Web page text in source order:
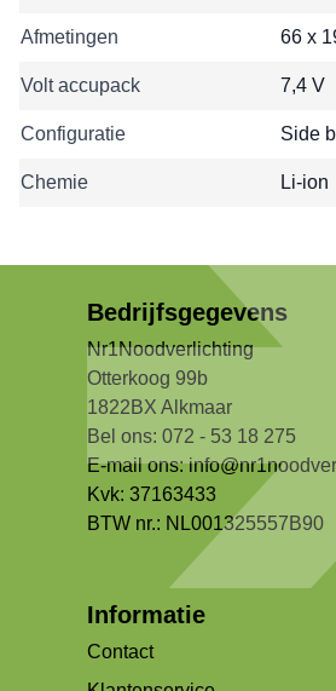
Afmetingen 66 x
Volt accupack 7,4 V
Configuratie Side
Chemie Li-ion
Bedrijfsgegevens
Nr1Noodverlichting
Otterkoog 99b
1822BX Alkmaar
Bel ons: 072 - 53 18 275
E-mail ons:
Kvk: 37163433
BTW nr.: NL001325557B90
Informatie
Contact